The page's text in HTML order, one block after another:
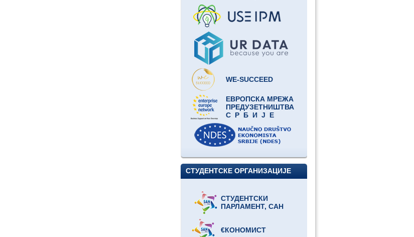
WE-SUCCEED
ЕВРОПСКА МРЕЖА
ПРЕДУЗЕТНИШТВА
С Р Б И Ј Е
СТУДЕНТСКЕ ОРГАНИЗАЦИЈЕ
СТУДЕНТСКИ
ПАРЛАМЕНТ, САН
€КОНОМИСТ